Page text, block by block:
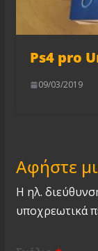
Ps4 pro
09/03/2019
Αφήστε
Η ηλ.
υποχρεωτικά